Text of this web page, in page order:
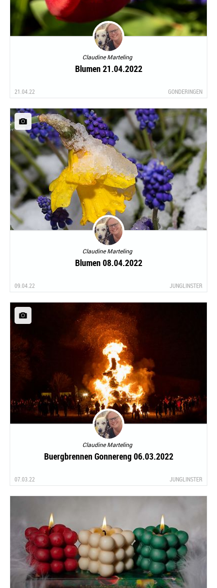
Claudine Marteling
Blumen 21.04.2022
21.04.22 GONDERINGEN
Claudine Marteling
Blumen 08.04.2022
09.04.22 JUNGLINSTER
Claudine Marteling
Buergbrennen Gonnereng 06.03.2022
07.03.22 JUNGLINSTER